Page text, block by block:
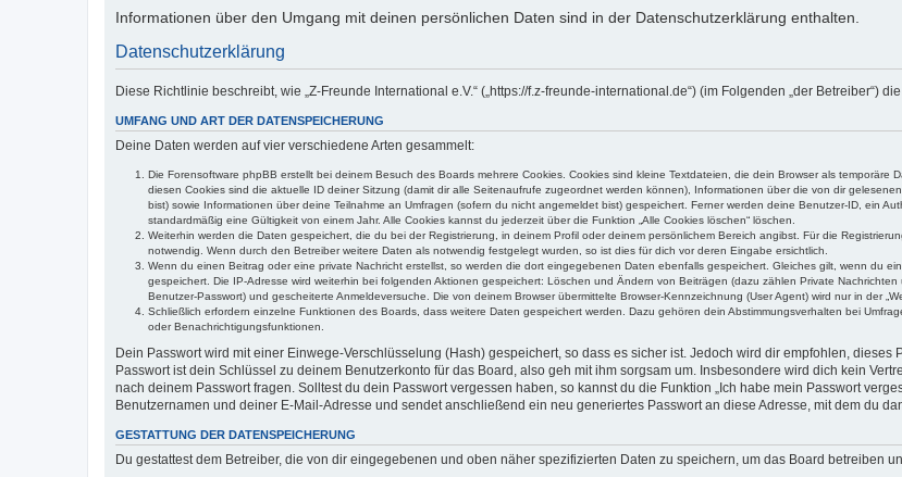
Informationen über den Umgang mit deinen persönlichen Daten sind in der Datenschutzerklärung enthalten.
Datenschutzerklärung
Diese Richtlinie beschreibt, wie „Z-Freunde International e.V.“ („https://f.z-freunde-international.de“) (im Folgenden „der Betreiber“)
UMFANG UND ART DER DATENSPEICHERUNG
Deine Daten werden auf vier verschiedene Arten gesammelt:
Die Forensoftware phpBB erstellt bei deinem Besuch des Boards mehrere Cookies. Cookies sind kleine Textdateien, die dein Browser als
diesen Cookies sind die aktuelle ID deiner Sitzung (damit dir alle Seitenaufrufe zugeordnet werden können), Informationen über die von dir
bist) sowie Informationen über deine Teilnahme an Umfragen (sofern du nicht angemeldet bist) gespeichert. Ferner werden deine Benutzer-ID, ein
standardmäßig eine Gültigkeit von einem Jahr. Alle Cookies kannst du jederzeit über die Funktion „Alle Cookies löschen“ löschen.
Weiterhin werden die Daten gespeichert, die du bei der Registrierung, in deinem Profil oder deinem persönlichem Bereich angibst. Für die
notwendig. Wenn durch den Betreiber weitere Daten als notwendig festgelegt wurden, so ist dies für dich vor deren Eingabe ersichtlich.
Wenn du einen Beitrag oder eine private Nachricht erstellst, so werden die dort eingegebenen Daten ebenfalls gespeichert. Gleiches gilt, wenn du
gespeichert. Die IP-Adresse wird weiterhin bei folgenden Aktionen gespeichert: Löschen und Ändern von Beiträgen (dazu zählen Private
Benutzer-Passwort) und gescheiterte Anmeldeversuche. Die von deinem Browser übermittelte Browser-Kennzeichnung (User Agent) wird nur in der
Schließlich erfordern einzelne Funktionen des Boards, dass weitere Daten gespeichert werden. Dazu gehören dein Abstimmungsverhalten bei
oder Benachrichtigungsfunktionen.
Dein Passwort wird mit einer Einwege-Verschlüsselung (Hash) gespeichert, so dass es sicher ist. Jedoch wird dir empfohlen,
Passwort ist dein Schlüssel zu deinem Benutzerkonto für das Board, also geh mit ihm sorgsam um. Insbesondere wird dich kein
nach deinem Passwort fragen. Solltest du dein Passwort vergessen haben, so kannst du die Funktion „Ich habe mein Passwort
Benutzernamen und deiner E-Mail-Adresse und sendet anschließend ein neu generiertes Passwort an diese Adresse, mit dem du
GESTATTUNG DER DATENSPEICHERUNG
Du gestattest dem Betreiber, die von dir eingegebenen und oben näher spezifizierten Daten zu speichern, um das Board betreiben